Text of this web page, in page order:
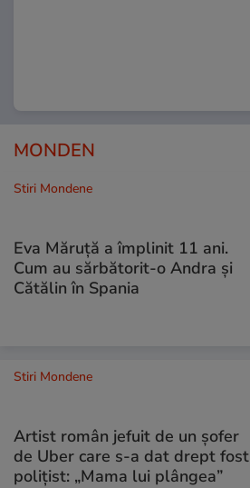
MONDEN
Stiri Mondene
Eva Măruță a împlinit 11 ani.
Cum au sărbătorit-o Andra și
Cătălin în Spania
Stiri Mondene
Artist român jefuit de un șofer
de Uber care s-a dat drept fost
polițist: „Mama lui plângea”